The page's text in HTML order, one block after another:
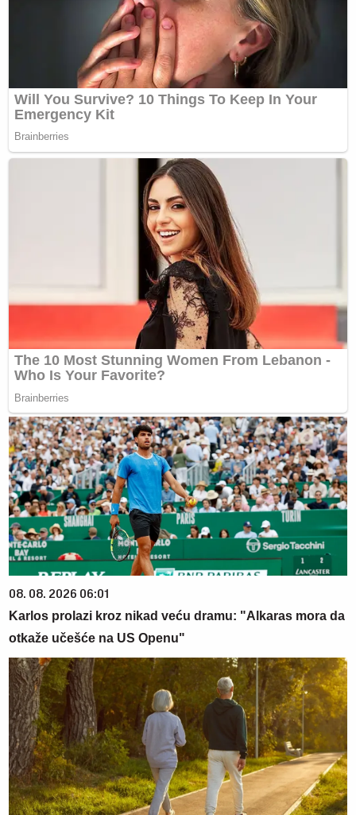
08. 08. 2026 06:01
Karlos prolazi kroz nikad veću dramu: "Alkaras mora da
otkaže učešće na US Openu"